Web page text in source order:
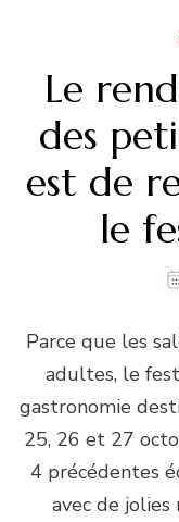
Le
des
est de
le
Parce que les
adultes, le
gastronomie
25, 26 et 27
4 précédentes
avec de jolies